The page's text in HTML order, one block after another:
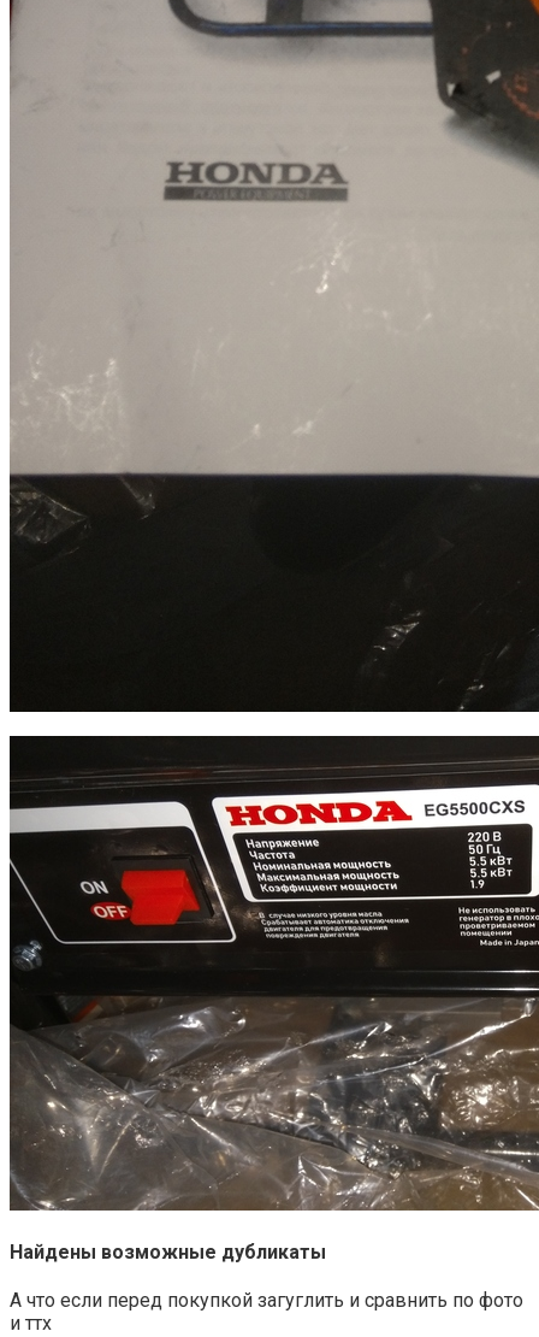
Найдены возможные дубликаты
А что если перед покупкой загуглить и сравнить по фото
и ттх